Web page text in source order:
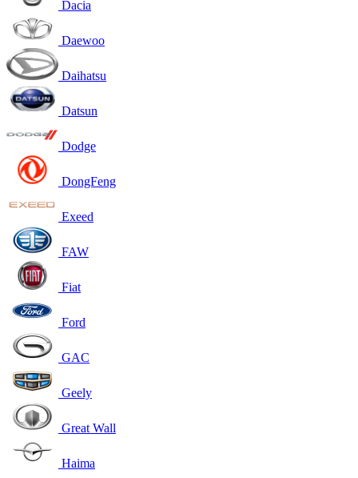
Dacia
Daewoo
Daihatsu
Datsun
Dodge
DongFeng
Exeed
FAW
Fiat
Ford
GAC
Geely
Great Wall
Haima